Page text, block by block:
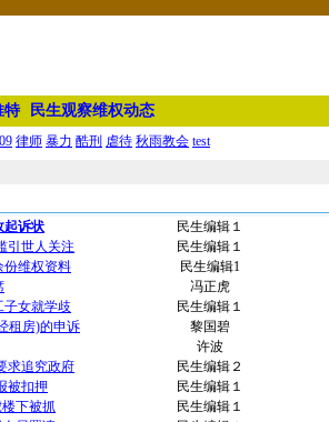
特 民生观察维权动态
律师 暴力 酷刑 虐待 秋雨教会 test
起诉状 民生编辑１
引世人关注 民生编辑１
份维权资料 民生编辑1
冯正虎
女就学歧 民生编辑１
租房)的申诉 黎国碧
许波
求追究政府 民生编辑２
被扣押 民生编辑１
下被抓 民生编辑１